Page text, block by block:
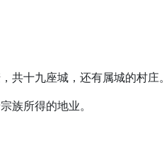
共十九座城，还有属城的村庄。
族所得的地业。